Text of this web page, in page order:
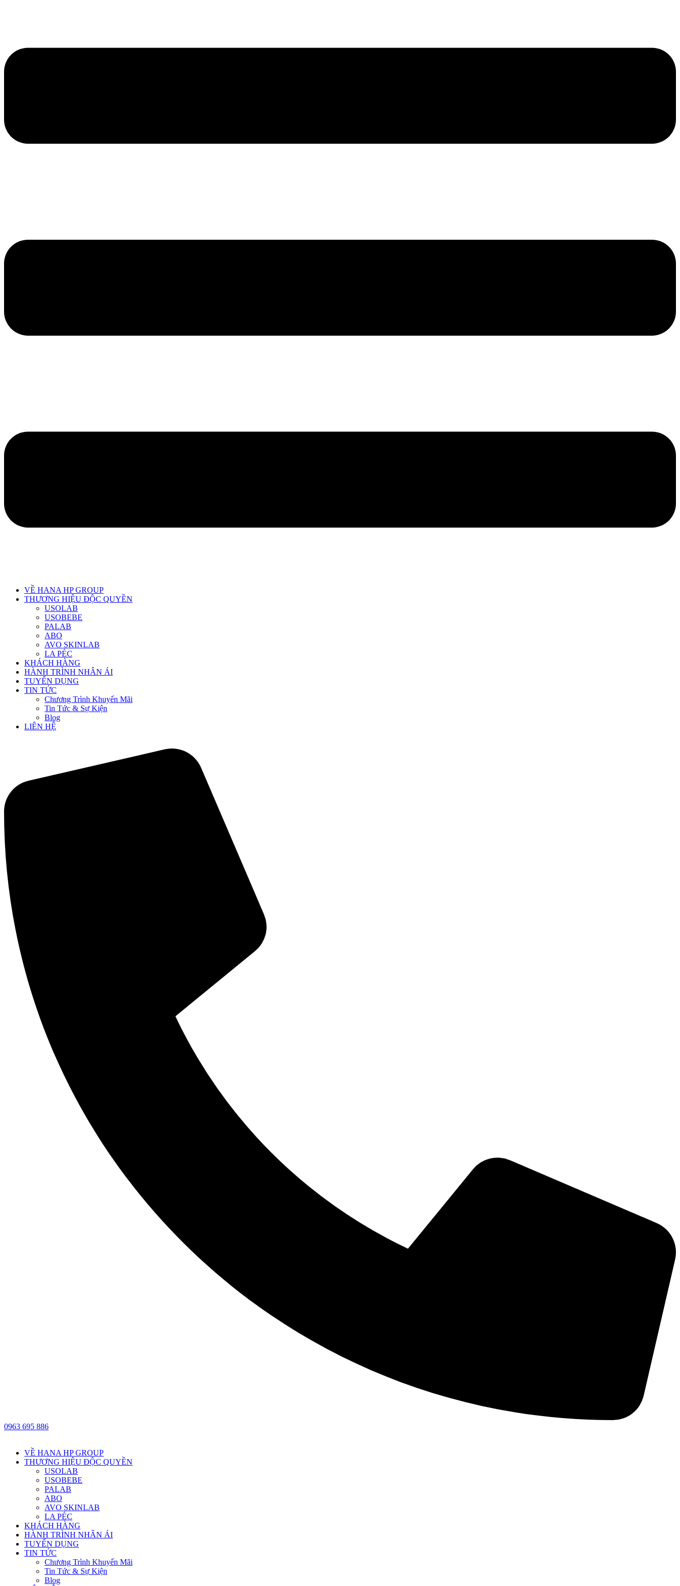
VỀ HANA HP GROUP
THƯƠNG HIỆU ĐỘC QUYỀN
USOLAB
USOBEBE
PALAB
ABO
AVO SKINLAB
LA PÉC
KHÁCH HÀNG
HÀNH TRÌNH NHÂN ÁI
TUYỂN DỤNG
TIN TỨC
Chương Trình Khuyến Mãi
Tin Tức & Sự Kiện
Blog
LIÊN HỆ
0963 695 886
VỀ HANA HP GROUP
THƯƠNG HIỆU ĐỘC QUYỀN
USOLAB
USOBEBE
PALAB
ABO
AVO SKINLAB
LA PÉC
KHÁCH HÀNG
HÀNH TRÌNH NHÂN ÁI
TUYỂN DỤNG
TIN TỨC
Chương Trình Khuyến Mãi
Tin Tức & Sự Kiện
Blog